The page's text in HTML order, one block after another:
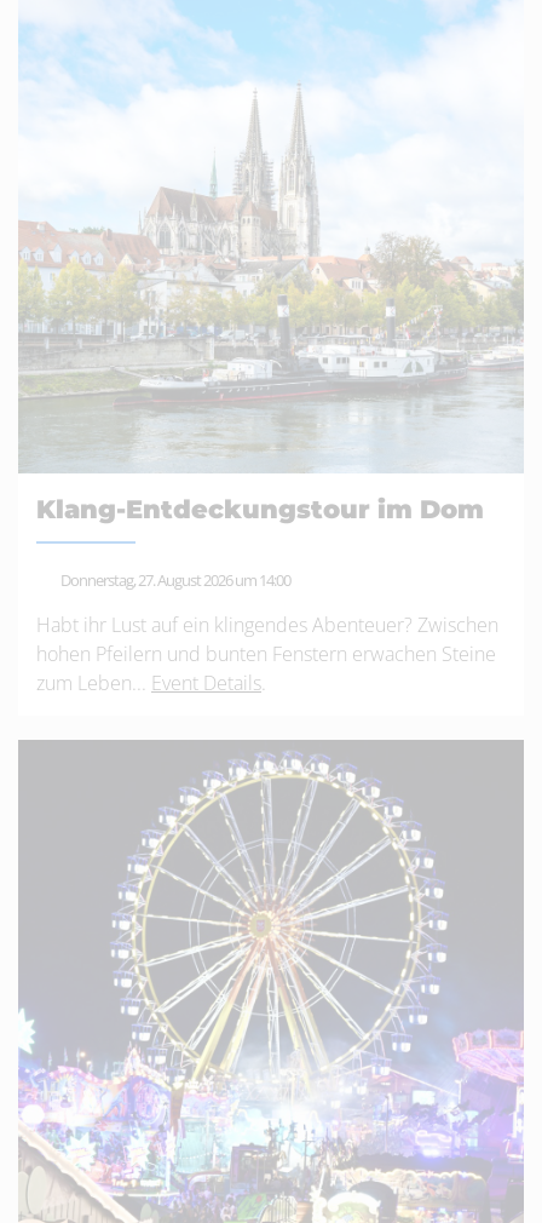
Klang-Entdeckungstour im Dom
Donnerstag, 27. August 2026 um 14:00
Habt ihr Lust auf ein klingendes Abenteuer? Zwischen
hohen Pfeilern und bunten Fenstern erwachen Steine
zum Leben... Event Details.